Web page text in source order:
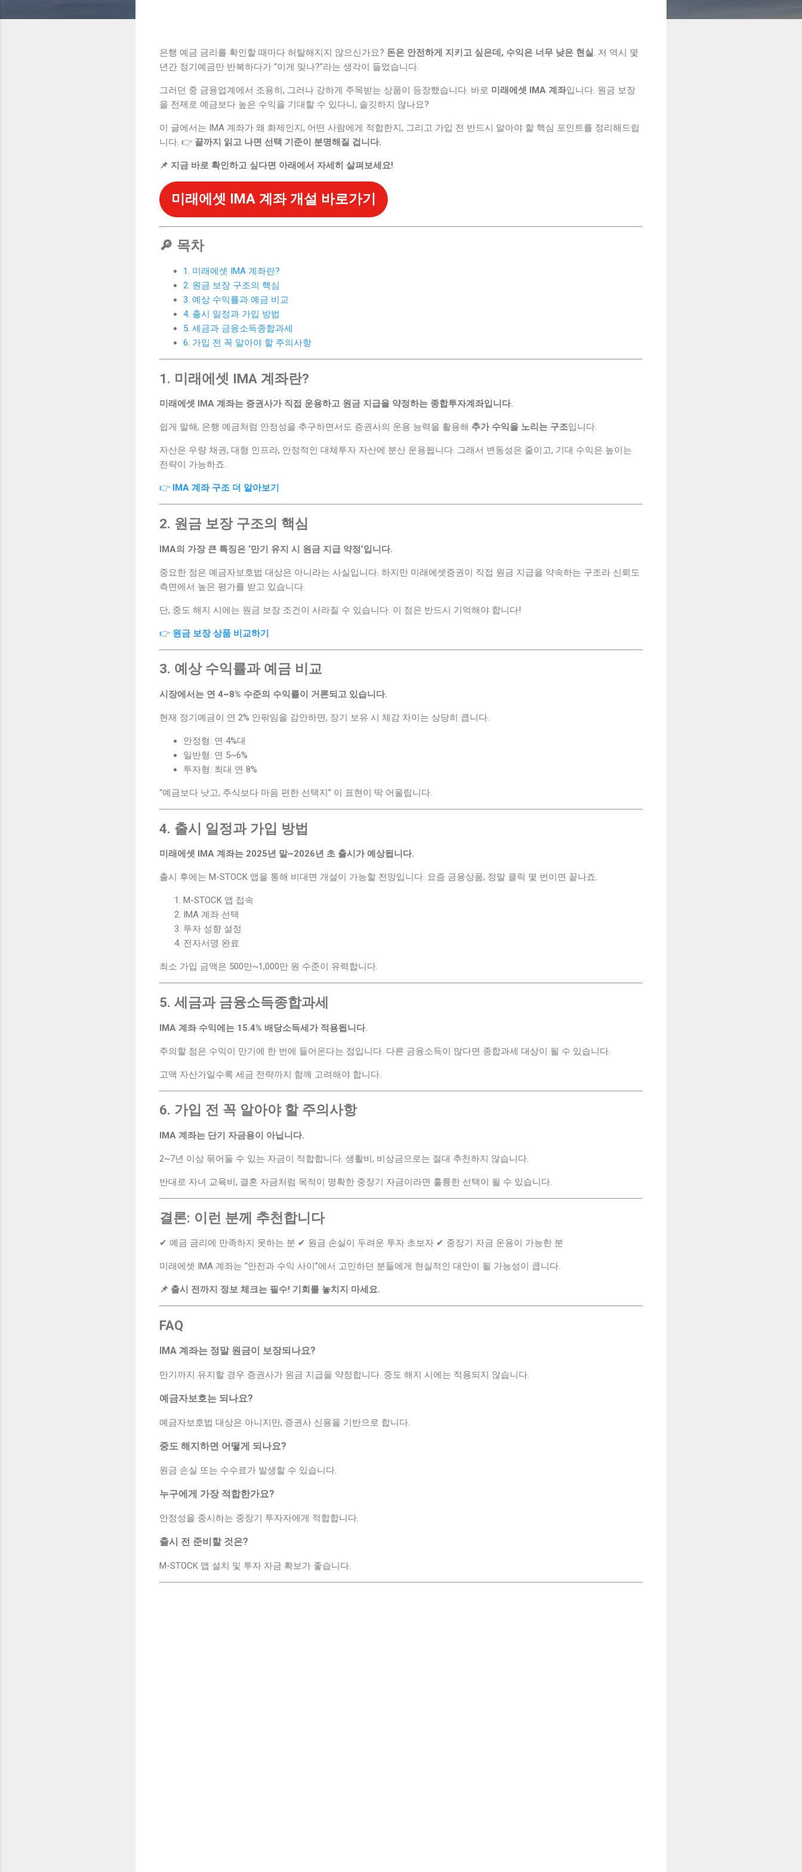
은행 예금 금리를 확인할 때마다 허탈해지지 않으신가요? 돈은 안전하게 지키고 싶은데, 수익은 너무 낮은 현실
. 저 역시 몇
년간 정기예금만 반복하다가 “이게 맞나?”라는 생각이 들었습니다.
그러던 중 금융업계에서 조용히, 그러나 강하게 주목받는 상품이 등장했습니다. 바로 미래에셋 IMA 계좌입니다. 원금 보장
을 전제로 예금보다 높은 수익을 기대할 수 있다니, 솔깃하지 않나요?
이 글에서는 IMA 계좌가 왜 화제인지, 어떤 사람에게 적합한지, 그리고 가입 전 반드시 알아야 할 핵심 포인트를 정리해드립
니다. 👉 끝까지 읽고 나면 선택 기준이 분명해질 겁니다.
📌 지금 바로 확인하고 싶다면 아래에서 자세히 살펴보세요!
미래에셋 IMA 계좌 개설 바로가기
🔎 목차
1. 미래에셋 IMA 계좌란?
2. 원금 보장 구조의 핵심
3. 예상 수익률과 예금 비교
4. 출시 일정과 가입 방법
5. 세금과 금융소득종합과세
6. 가입 전 꼭 알아야 할 주의사항
1. 미래에셋 IMA 계좌란?
미래에셋 IMA 계좌는 증권사가 직접 운용하고 원금 지급을 약정하는 종합투자계좌입니다.
쉽게 말해, 은행 예금처럼 안정성을 추구하면서도 증권사의 운용 능력을 활용해 추가 수익을 노리는 구조입니다.
자산은 우량 채권, 대형 인프라, 안정적인 대체투자 자산에 분산 운용됩니다. 그래서 변동성은 줄이고, 기대 수익은 높이는
전략이 가능하죠.
👉 IMA 계좌 구조 더 알아보기
2. 원금 보장 구조의 핵심
IMA의 가장 큰 특징은 ‘만기 유지 시 원금 지급 약정’입니다.
중요한 점은 예금자보호법 대상은 아니라는 사실입니다. 하지만 미래에셋증권이 직접 원금 지급을 약속하는 구조라 신뢰도
측면에서 높은 평가를 받고 있습니다.
단, 중도 해지 시에는 원금 보장 조건이 사라질 수 있습니다. 이 점은 반드시 기억해야 합니다!
👉 원금 보장 상품 비교하기
3. 예상 수익률과 예금 비교
시장에서는 연 4~8% 수준의 수익률이 거론되고 있습니다.
현재 정기예금이 연 2% 안팎임을 감안하면, 장기 보유 시 체감 차이는 상당히 큽니다.
안정형: 연 4%대
일반형: 연 5~6%
투자형: 최대 연 8%
“예금보다 낫고, 주식보다 마음 편한 선택지” 이 표현이 딱 어울립니다.
4. 출시 일정과 가입 방법
미래에셋 IMA 계좌는 2025년 말~2026년 초 출시가 예상됩니다.
출시 후에는 M-STOCK 앱을 통해 비대면 개설이 가능할 전망입니다. 요즘 금융상품, 정말 클릭 몇 번이면 끝나죠.
M-STOCK 앱 접속
IMA 계좌 선택
투자 성향 설정
전자서명 완료
최소 가입 금액은 500만~1,000만 원 수준이 유력합니다.
5. 세금과 금융소득종합과세
IMA 계좌 수익에는 15.4% 배당소득세가 적용됩니다.
주의할 점은 수익이 만기에 한 번에 들어온다는 점입니다. 다른 금융소득이 많다면 종합과세 대상이 될 수 있습니다.
고액 자산가일수록 세금 전략까지 함께 고려해야 합니다.
6. 가입 전 꼭 알아야 할 주의사항
IMA 계좌는 단기 자금용이 아닙니다.
2~7년 이상 묶어둘 수 있는 자금이 적합합니다. 생활비, 비상금으로는 절대 추천하지 않습니다.
반대로 자녀 교육비, 결혼 자금처럼 목적이 명확한 중장기 자금이라면 훌륭한 선택이 될 수 있습니다.
결론: 이런 분께 추천합니다
✔ 예금 금리에 만족하지 못하는 분 ✔ 원금 손실이 두려운 투자 초보자 ✔ 중장기 자금 운용이 가능한 분
미래에셋 IMA 계좌는 “안전과 수익 사이”에서 고민하던 분들에게 현실적인 대안이 될 가능성이 큽니다.
📌 출시 전까지 정보 체크는 필수! 기회를 놓치지 마세요.
FAQ
IMA 계좌는 정말 원금이 보장되나요?
만기까지 유지할 경우 증권사가 원금 지급을 약정합니다. 중도 해지 시에는 적용되지 않습니다.
예금자보호는 되나요?
예금자보호법 대상은 아니지만, 증권사 신용을 기반으로 합니다.
중도 해지하면 어떻게 되나요?
원금 손실 또는 수수료가 발생할 수 있습니다.
누구에게 가장 적합한가요?
안정성을 중시하는 중장기 투자자에게 적합합니다.
출시 전 준비할 것은?
M-STOCK 앱 설치 및 투자 자금 확보가 좋습니다.